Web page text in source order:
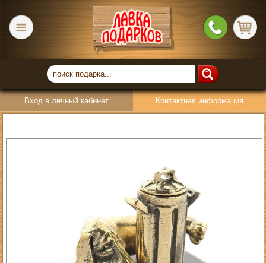
Вход в личный кабинет Контактная информация